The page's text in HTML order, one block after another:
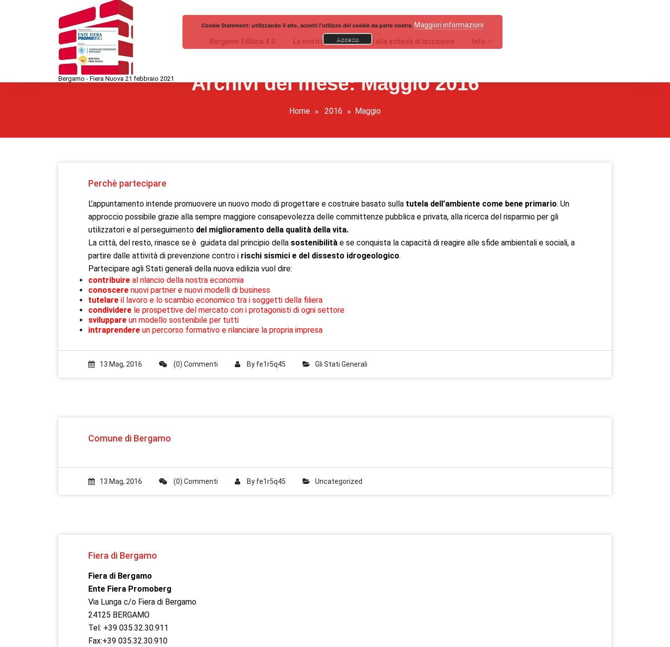
Bergamo - Fiera Nuova 21 febbraio 2021
Bergamo Edilizia 4.0 La nostra storia Vai alla scheda di iscrizione Info
Archivi del mese: Maggio 2016
Home 2016 Maggio
Perchè partecipare
L’appuntamento intende promuovere un nuovo modo di progettare e costruire basato sulla tutela dell’ambiente come bene primario. Un
approccio possibile grazie alla sempre maggiore consapevolezza delle committenze pubblica e privata, alla ricerca del risparmio per gli
utilizzatori e al perseguimento del miglioramento della qualità della vita.
La città, del resto, rinasce se è  guidata dal principio della sostenibilità e se conquista la capacità di reagire alle sfide ambientali e sociali, a
partire dalle attività di prevenzione contro i rischi sismici e del dissesto idrogeologico.
Partecipare agli Stati generali della nuova edilizia vuol dire:
contribuire al rilancio della nostra economia
conoscere nuovi partner e nuovi modelli di business
tutelare il lavoro e lo scambio economico tra i soggetti della filiera
condividere le prospettive del mercato con i protagonisti di ogni settore
sviluppare un modello sostenibile per tutti
intraprendere un percorso formativo e rilanciare la propria impresa
13 Mag, 2016 (0) Commenti By fe1r5q45 Gli Stati Generali
Comune di Bergamo
13 Mag, 2016 (0) Commenti By fe1r5q45 Uncategorized
Fiera di Bergamo
Fiera di Bergamo
Ente Fiera Promoberg
Via Lunga c/o Fiera di Bergamo
24125 BERGAMO
Tel: +39 035.32.30.911
Fax:+39 035.32.30.910
Cookie Statement: utilizzando il sito, accetti l'utilizzo dei cookie da parte nostra. Maggiori informazioni
Accetto